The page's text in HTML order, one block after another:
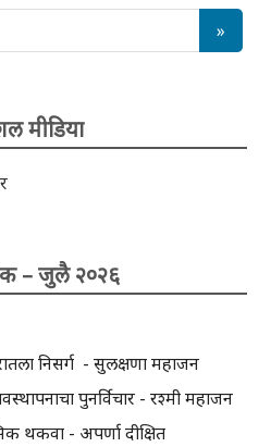
मीडिया
– जुलै २०२६
निसर्ग - सुलक्षणा महाजन
पुनर्विचार - रश्मी महाजन
थकवा - अपर्णा दीक्षित